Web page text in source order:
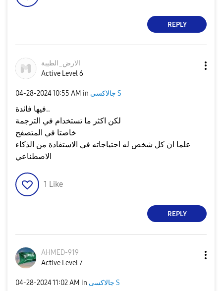
REPLY
الارض_الطيبة
Active Level 6
‎04-28-202410:55 AM in جالاكسى S
فيها فائدة..
لكن اكثر ما تستخدام في الترجمة
خاصتا في المتصفح
علما ان كل شخص له احتياجاته في الاستفادة من الذكاء
الاصطناعي
1 Like
REPLY
AHMED-919
Active Level 7
‎04-28-202411:02 AM in جالاكسى S